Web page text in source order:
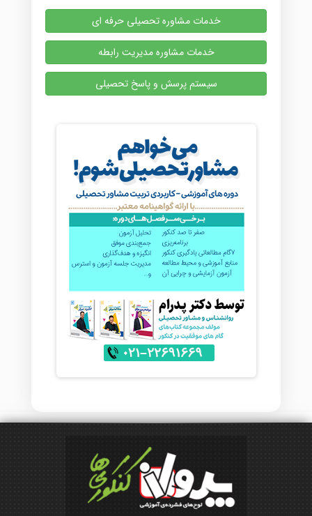
خدمات مشاوره تحصیلی حرفه ای
خدمات مشاوره مدیریت رابطه
سیستم پرسش و پاسخ تحصیلی